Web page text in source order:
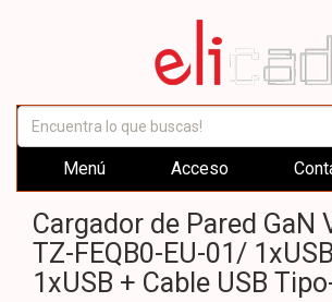
Menú Acceso
Cargador de Pared GaN
TZ-FEQB0-EU-01/
1xUSB + Cable USB